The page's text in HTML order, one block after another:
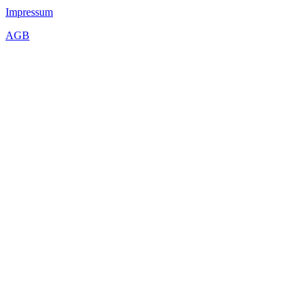
Impressum
AGB